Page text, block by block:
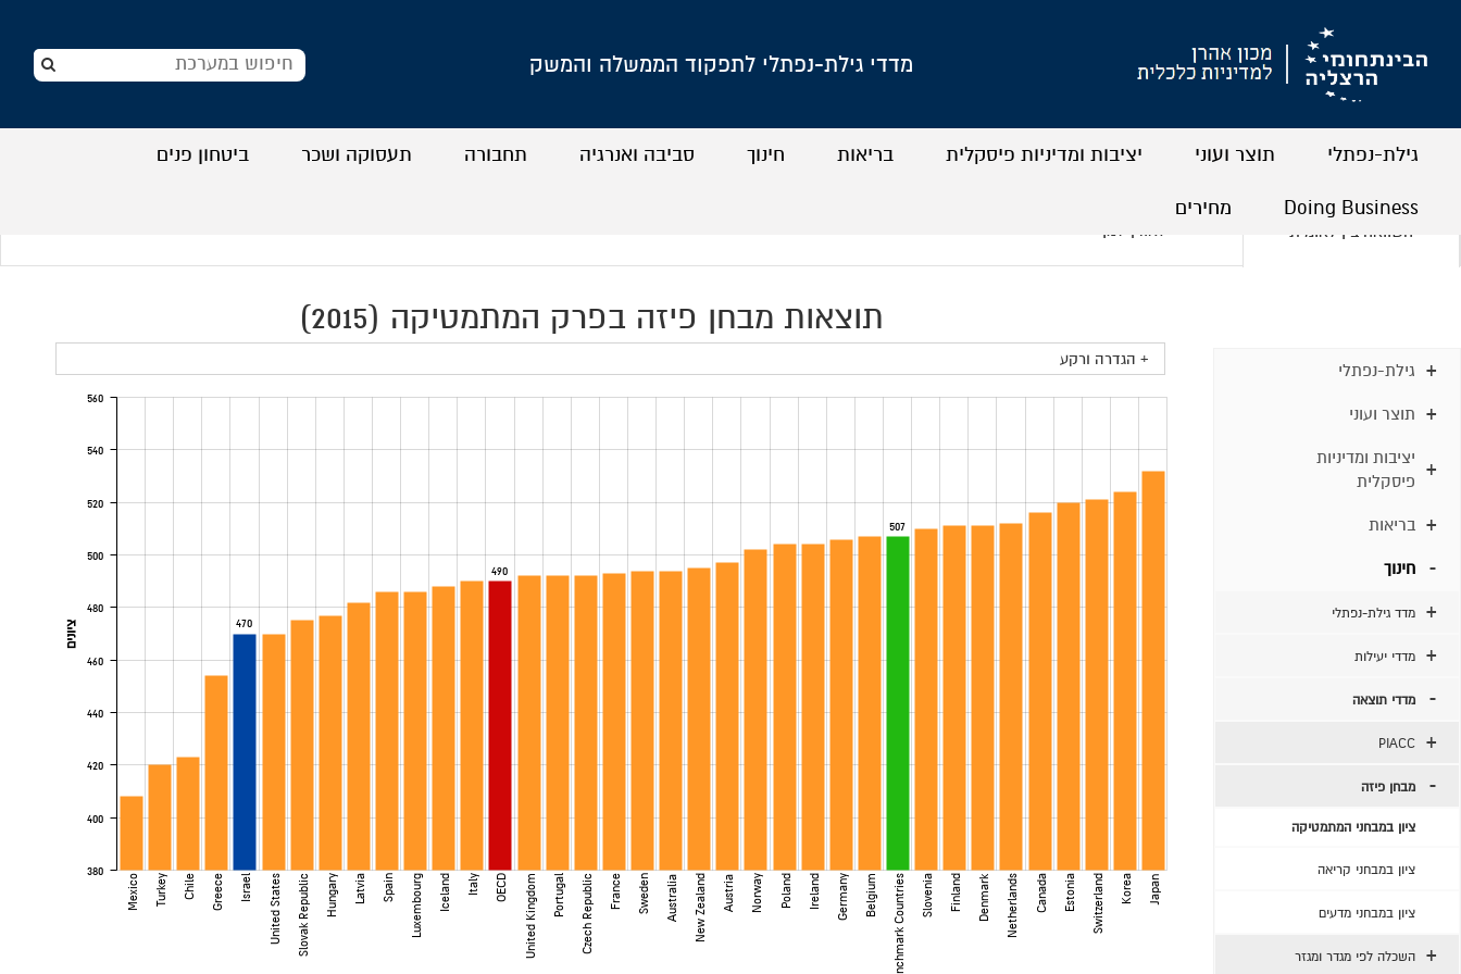
מדדי גילת-נפתלי לתפקוד הממשלה והמשק
גילת-נפתלי תוצר ועוני יציבות ומדיניות פיסקלית בריאות חינוך סביבה ואנרגיה תחבורה תעסוקה ושכר ביטחון פנים
Doing Business מחירים
השוואה בין לאומית לאורך זמן
גילת-נפתלי
תוצר ועוני
יציבות ומדיניות
פיסקלית
בריאות
חינוך
מדד גילת-נפתלי
מדדי יעילות
מדדי תוצאה
PIACC
מבחן פיזה
ציון במבחני המתמטיקה
ציון במבחני קריאה
ציון במבחני מדעים
השכלה לפי מגדר ומגזר
תוצאות מבחן פיזה בפרק המתמטיקה (2015)
+ הגדרה ורקע
470
490
507
Mexico Turkey Chile Greece Israel United States Slovak Republic Hungary Latvia Spain Luxembourg Iceland Italy OECD United Kingdom Portugal Czech Republic France Sweden Australia New Zealand Austria Norway Poland Ireland Germany Belgium Benchmark Countries Slovenia Finland Denmark Netherlands Canada Estonia Switzerland Korea Japan
380
400
420
440
460
480
500
520
540
560
ציונים